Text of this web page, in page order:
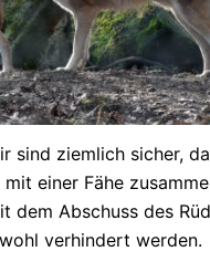
sind ziemlich sicher,
einer Fähe
dem Abschuss des
verhindert werden.